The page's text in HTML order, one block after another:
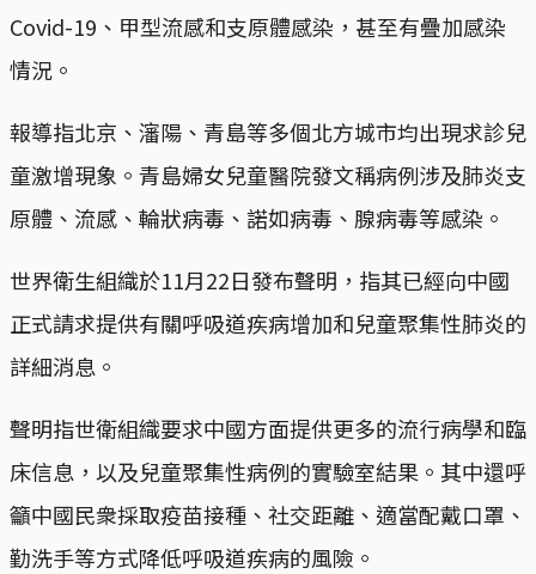
Covid-19、甲型流感和支原體感染，甚至有疊加感染
情況。
報導指北京、瀋陽、青島等多個北方城市均出現求診兒
童激增現象。青島婦女兒童醫院發文稱病例涉及肺炎支
原體、流感、輪狀病毒、諾如病毒、腺病毒等感染。
世界衛生組織於11月22日發布聲明，指其已經向中國
正式請求提供有關呼吸道疾病增加和兒童聚集性肺炎的
詳細消息。
聲明指世衛組織要求中國方面提供更多的流行病學和臨
床信息，以及兒童聚集性病例的實驗室結果。其中還呼
籲中國民衆採取疫苗接種、社交距離、適當配戴口罩、
勤洗手等方式降低呼吸道疾病的風險。